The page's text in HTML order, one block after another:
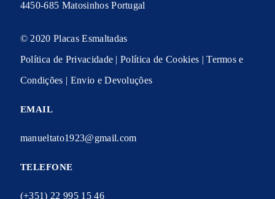
4450-685 Matosinhos Portugal
© 2020 Placas Esmaltadas
Política de Privacidade |Política de Cookies |Termos e
Condições | Envio e Devoluções
EMAIL
manueltato1923@gmail.com
TELEFONE
(+351) 22 995 15 46